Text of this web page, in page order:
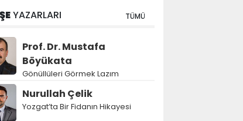
YAZARLARI TÜMÜ
Prof. Dr. Mustafa
Böyükata
Gönüllüleri Görmek Lazım
Nurullah Çelik
Yozgat’ta Bir Fidanın Hikayesi